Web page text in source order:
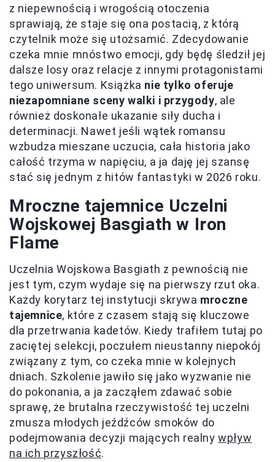
z niepewnością i wrogością otoczenia
sprawiają, że staje się ona postacią, z którą
czytelnik może się utożsamić. Zdecydowanie
czeka mnie mnóstwo emocji, gdy będę śledził jej
dalsze losy oraz relacje z innymi protagonistami
tego uniwersum. Książka nie tylko oferuje
niezapomniane sceny walki i przygody, ale
również doskonałe ukazanie siły ducha i
determinacji. Nawet jeśli wątek romansu
wzbudza mieszane uczucia, cała historia jako
całość trzyma w napięciu, a ja daję jej szansę
stać się jednym z hitów fantastyki w 2026 roku.
Mroczne tajemnice Uczelni
Wojskowej Basgiath w Iron
Flame
Uczelnia Wojskowa Basgiath z pewnością nie
jest tym, czym wydaje się na pierwszy rzut oka.
Każdy korytarz tej instytucji skrywa mroczne
tajemnice, które z czasem stają się kluczowe
dla przetrwania kadetów. Kiedy trafiłem tutaj po
zaciętej selekcji, poczułem nieustanny niepokój
związany z tym, co czeka mnie w kolejnych
dniach. Szkolenie jawiło się jako wyzwanie nie
do pokonania, a ja zacząłem zdawać sobie
sprawę, że brutalna rzeczywistość tej uczelni
zmusza młodych jeźdźców smoków do
podejmowania decyzji mających realnywpływ
na ich przyszłość.